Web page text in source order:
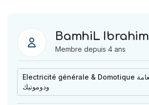
BamhiL Ibrahim
Membre depuis 4 ans
Electricité générale & Domotique الكهرباء العامة
ودوموتيك